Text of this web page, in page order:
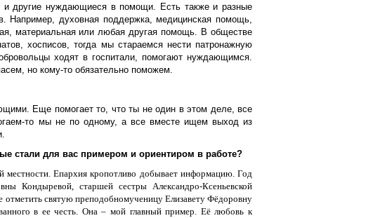
и другие нуждающиеся в помощи. Есть также и разные
Например, духовная поддержка, медицинская помощь,
материальная или любая другая помощь. В обществе
хосписов, тогда мы стараемся нести патронажную
ходят в госпитали, помогают нуждающимся.
но кому-то обязательно поможем.
Еще помогает то, что ты не один в этом деле, все
то мы не по одному, а все вместе ищем выход из
стали для вас примером и ориентиром в работе?
местности. Епархия кропотливо добывает информацию. Год
Кондыревой, старшей сестры Александро-Ксеньевской
отметить святую преподобномученицу Елизавету Фёдоровну
в ее честь. Она – мой главный пример. Её любовь к